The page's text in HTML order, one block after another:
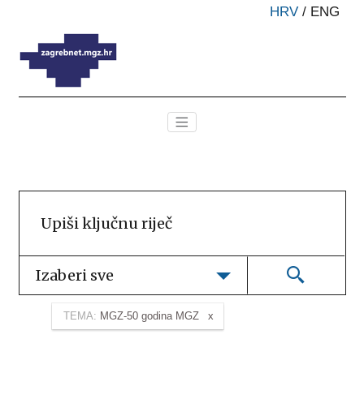
HRV / ENG
Izaberi sve
TEMA: MGZ-50 godina MGZ